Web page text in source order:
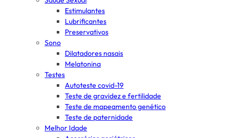
Estimulantes
Lubrificantes
Preservativos
Sono
Dilatadores nasais
Melatonina
Testes
Autoteste covid-19
Teste de gravidez e fertilidade
Teste de mapeamento genético
Teste de paternidade
Melhor Idade